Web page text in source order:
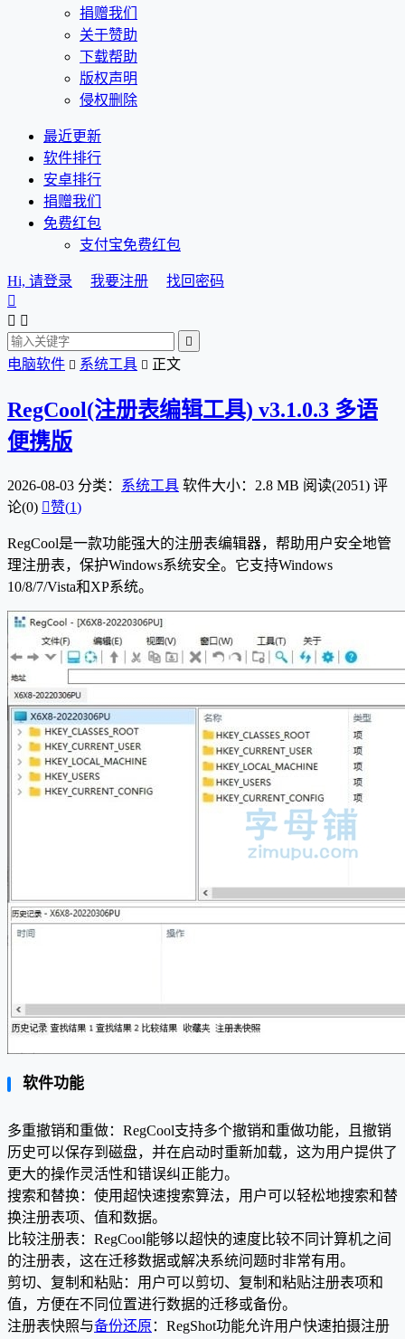
捐赠我们
关于赞助
下载帮助
版权声明
侵权删除
最近更新
软件排行
安卓排行
捐赠我们
免费红包
支付宝免费红包
Hi, 请登录 我要注册
找回密码

 

电脑软件  系统工具  正文
RegCool(注册表编辑工具) v3.1.0.3 多语
便携版
2026-08-03 分类： 系统工具 软件大小：2.8 MB 阅读(2051) 评
论(0) 赞(1)
RegCool是一款功能强大的注册表编辑器，帮助用户安全地管
理注册表，保护Windows系统安全。它支持Windows
10/8/7/Vista和XP系统。
软件功能
多重撤销和重做：RegCool支持多个撤销和重做功能，且撤销
历史可以保存到磁盘，并在启动时重新加载，这为用户提供了
更大的操作灵活性和错误纠正能力。
搜索和替换：使用超快速搜索算法，用户可以轻松地搜索和替
换注册表项、值和数据。
比较注册表：RegCool能够以超快的速度比较不同计算机之间
的注册表，这在迁移数据或解决系统问题时非常有用。
剪切、复制和粘贴：用户可以剪切、复制和粘贴注册表项和
值，方便在不同位置进行数据的迁移或备份。
注册表快照与备份还原 ：RegShot功能允许用户快速拍摄注册